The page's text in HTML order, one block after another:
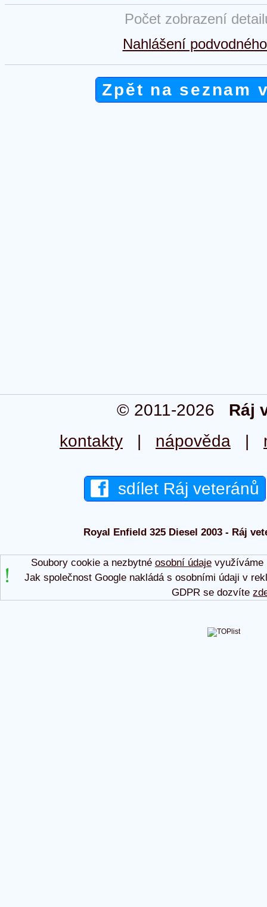
Počet zobrazení
Nahlášení
Zpět na seznam
© 2011-2026 Ráj
kontakty | nápověda |
sdílet Ráj veteránů
Royal Enfield 325 Diesel 2003 - Ráj
Soubory cookie a nezbytné osobní údajevyužíváme
Jak společnost Google nakládá s osobními údaji v
GDPR se dozvíte